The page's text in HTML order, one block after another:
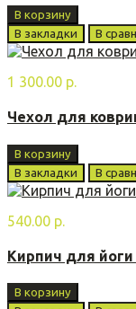
В корзину
В закладки
В
1 300.00 р.
Чехол для
В корзину
В закладки
В
540.00 р.
Кирпич для
В корзину